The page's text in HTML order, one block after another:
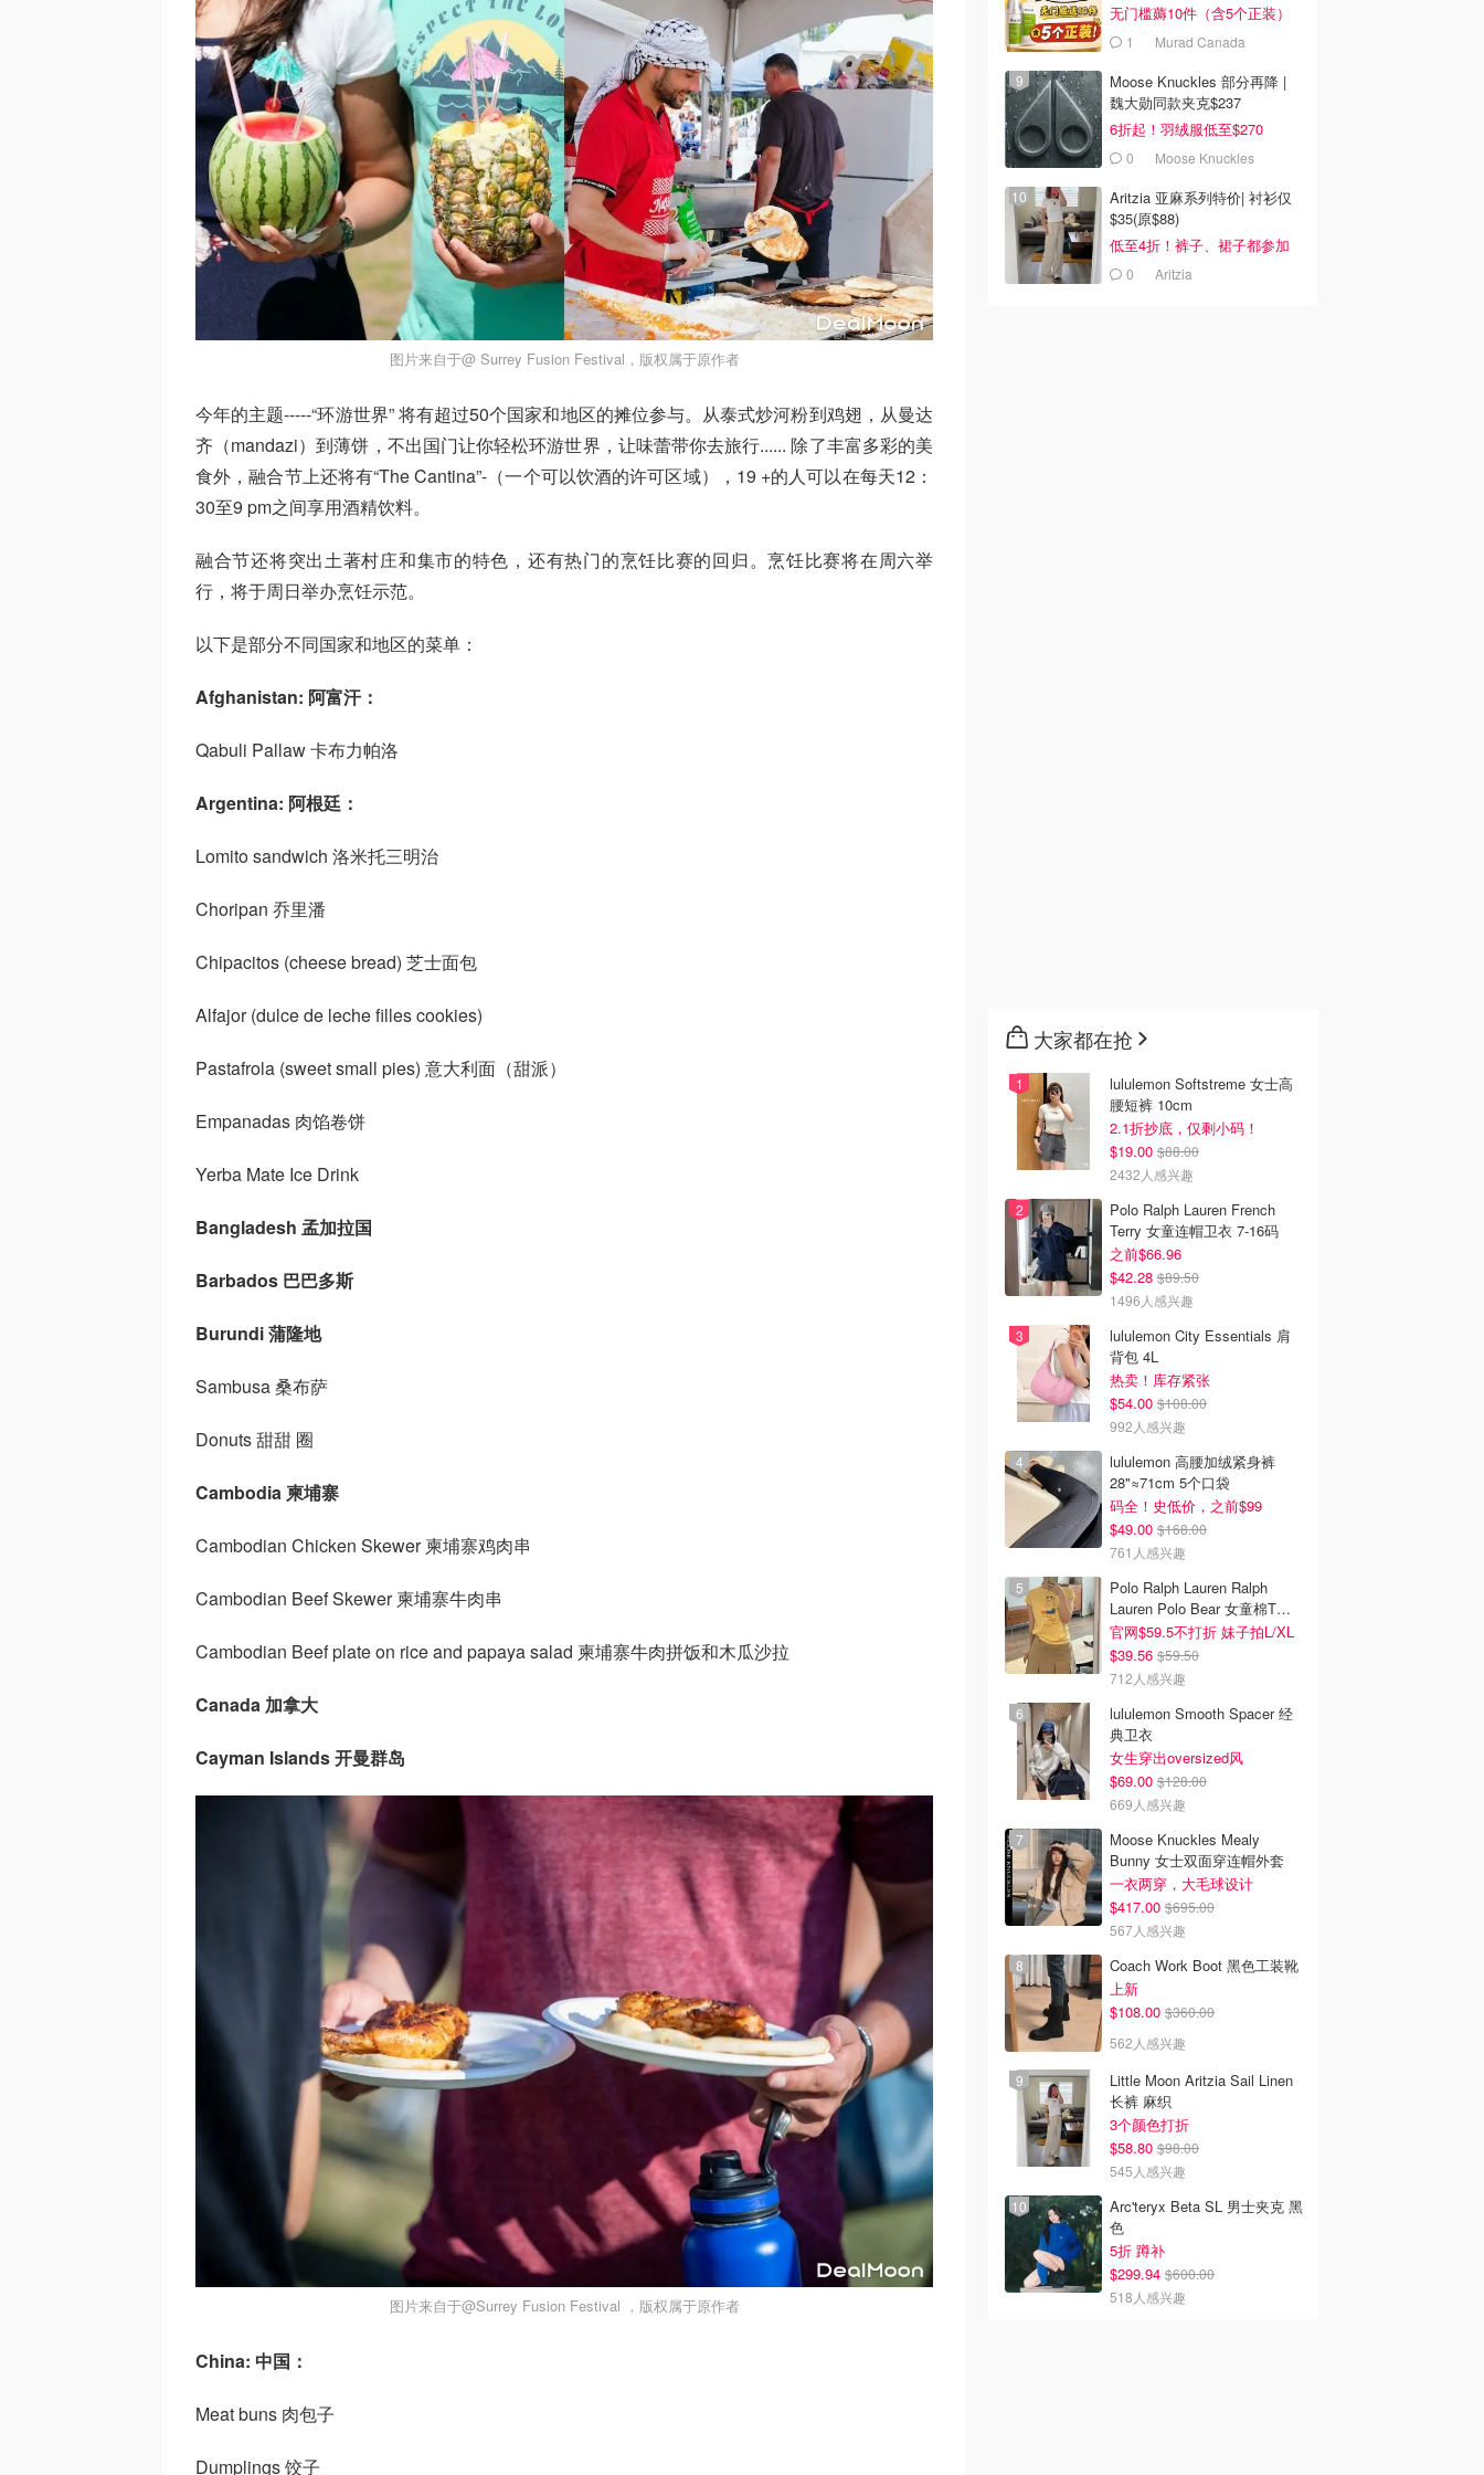
图片来自于@ Surrey Fusion Festival，版权属于原作者
今年的主题-----“环游世界” 将有超过50个国家和地区的摊位参与。从泰式炒河粉到鸡翅，从曼达
齐（mandazi）到薄饼，不出国门让你轻松环游世界，让味蕾带你去旅行...... 除了丰富多彩的美
食外，融合节上还将有“The Cantina”-（一个可以饮酒的许可区域），19 +的人可以在每天12：
30至9 pm之间享用酒精饮料。
融合节还将突出土著村庄和集市的特色，还有热门的烹饪比赛的回归。烹饪比赛将在周六举
行，将于周日举办烹饪示范。
以下是部分不同国家和地区的菜单：
Afghanistan: 阿富汗：
Qabuli Pallaw 卡布力帕洛
Argentina: 阿根廷：
Lomito sandwich 洛米托三明治
Choripan 乔里潘
Chipacitos (cheese bread) 芝士面包
Alfajor (dulce de leche filles cookies)
Pastafrola (sweet small pies) 意大利面（甜派）
Empanadas 肉馅卷饼
Yerba Mate Ice Drink
Bangladesh 孟加拉国
Barbados 巴巴多斯
Burundi 蒲隆地
Sambusa 桑布萨
Donuts 甜甜 圈
Cambodia 柬埔寨
Cambodian Chicken Skewer 柬埔寨鸡肉串
Cambodian Beef Skewer 柬埔寨牛肉串
Cambodian Beef plate on rice and papaya salad 柬埔寨牛肉拼饭和木瓜沙拉
Canada 加拿大
Cayman Islands 开曼群岛
图片来自于@Surrey Fusion Festival ，版权属于原作者
China: 中国：
Meat buns 肉包子
Dumplings 饺子
无门槛薅10件（含5个正装）
1 Murad Canada
Moose Knuckles 部分再降 |
魏大勋同款夹克$237
6折起！羽绒服低至$270
0 Moose Knuckles
Aritzia 亚麻系列特价| 衬衫仅
$35(原$88)
低至4折！裤子、裙子都参加
0 Aritzia
大家都在抢
lululemon Softstreme 女士高
腰短裤 10cm
2.1折抄底，仅剩小码！
$19.00 $88.00
2432人感兴趣
Polo Ralph Lauren French
Terry 女童连帽卫衣 7-16码
之前$66.96
$42.28 $89.50
1496人感兴趣
lululemon City Essentials 肩
背包 4L
热卖！库存紧张
$54.00 $108.00
992人感兴趣
lululemon 高腰加绒紧身裤
28"≈71cm 5个口袋
码全！史低价，之前$99
$49.00 $168.00
761人感兴趣
Polo Ralph Lauren Ralph
Lauren Polo Bear 女童棉T恤
染色 1件
官网$59.5不打折 妹子拍L/XL
$39.56 $59.50
712人感兴趣
lululemon Smooth Spacer 经
典卫衣
女生穿出oversized风
$69.00 $128.00
669人感兴趣
Moose Knuckles Mealy
Bunny 女士双面穿连帽外套
一衣两穿，大毛球设计
$417.00 $695.00
567人感兴趣
Coach Work Boot 黑色工装靴
上新
$108.00 $360.00
562人感兴趣
Little Moon Aritzia Sail Linen
长裤 麻织
3个颜色打折
$58.80 $98.00
545人感兴趣
Arc'teryx Beta SL 男士夹克 黑
色
5折 蹲补
$299.94 $600.00
518人感兴趣